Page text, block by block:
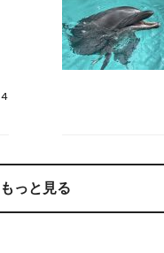
4
もっと見る